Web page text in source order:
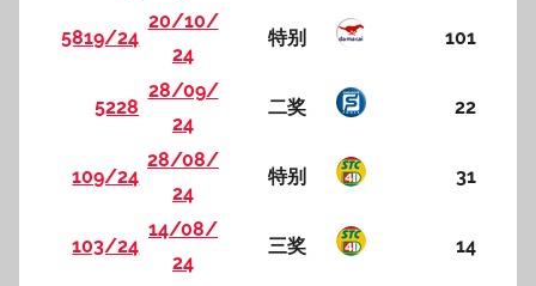
5819/24
20/10/
24
特别 101
5228
28/09/
24
二奖 22
109/24
28/08/
24
特别 31
103/24
14/08/
24
三奖 14